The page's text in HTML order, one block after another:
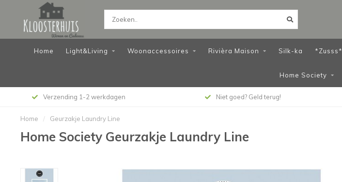
Home Light&Living Woonaccessoires Rivièra Maison Silk-ka *Zusss*
Home Society
Verzending 1-2 werkdagen Niet goed? Geld terug!
Home / Geurzakje Laundry Line
Home Society Geurzakje Laundry Line